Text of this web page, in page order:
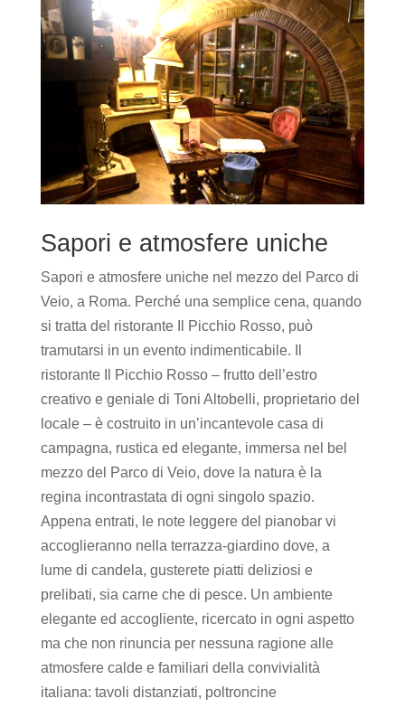
Sapori e atmosfere uniche
Sapori e atmosfere uniche nel mezzo del Parco di
Veio, a Roma. Perché una semplice cena, quando
si tratta del ristorante Il Picchio Rosso, può
tramutarsi in un evento indimenticabile. Il
ristorante Il Picchio Rosso – frutto dell’estro
creativo e geniale di Toni Altobelli, proprietario del
locale – è costruito in un’incantevole casa di
campagna, rustica ed elegante, immersa nel bel
mezzo del Parco di Veio, dove la natura è la
regina incontrastata di ogni singolo spazio.
Appena entrati, le note leggere del pianobar vi
accoglieranno nella terrazza-giardino dove, a
lume di candela, gusterete piatti deliziosi e
prelibati, sia carne che di pesce. Un ambiente
elegante ed accogliente, ricercato in ogni aspetto
ma che non rinuncia per nessuna ragione alle
atmosfere calde e familiari della convivialità
italiana: tavoli distanziati, poltroncine